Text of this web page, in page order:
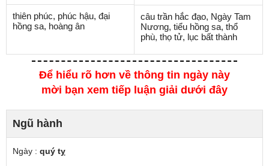
thiên phúc, phúc hậu, đại
hồng sa, hoàng ân
câu trần hắc đạo, Ngày Tam
Nương, tiểu hồng sa, thổ
phù, thọ tử, lục bất thành
Để hiểu rõ hơn về thông tin ngày này
mời bạn xem tiếp luận giải dưới đây
Ngũ hành
Ngày : quý tỵ